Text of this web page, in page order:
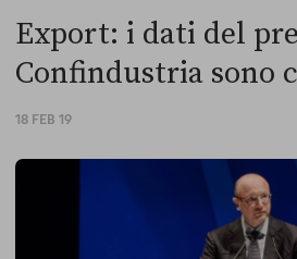
Export: i dati del
Confindustria sono
18 FEB 19